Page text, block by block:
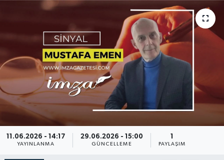
11.06.2026 - 14:17
YAYINLANMA
29.06.2026 - 15:00
GÜNCELLEME
1
PAYLAŞIM
DÜZCE
EREĞLİ
GÖKÇEBEY
KARABÜK
KASTAMONU